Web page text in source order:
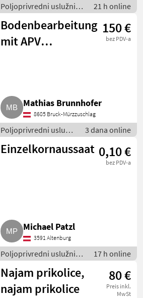
Poljoprivredni uslužni
radovi / Prorjeđivanje
21 h online
Bodenbearbeitung
mit APV
150 €
bez PDV-a
Mathias Brunnhofer
8605 Bruck-Mürzzuschlag
Poljoprivredni uslužni
radovi / Priprema/
obrada zemlje
3 dana online
Einzelkornaussaat 0,10 €
bez PDV-a
Michael Patzl
3591 Altenburg
Poljoprivredni uslužni
radovi / Sjetva i sadnja
17 h online
Najam prikolice,
najam prikolice
80 €
Preis inkl.
MwSt